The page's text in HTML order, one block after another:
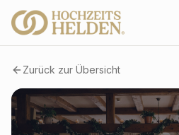
Zurück zur Übersicht